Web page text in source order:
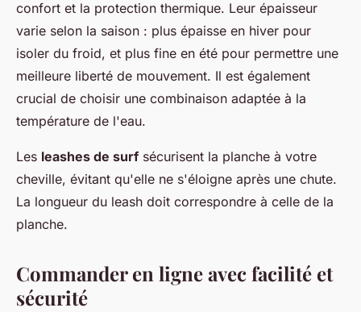
confort et la protection thermique. Leur épaisseur
varie selon la saison : plus épaisse en hiver pour
isoler du froid, et plus fine en été pour permettre une
meilleure liberté de mouvement. Il est également
crucial de choisir une combinaison adaptée à la
température de l'eau.
Les leashes de surf sécurisent la planche à votre
cheville, évitant qu'elle ne s'éloigne après une chute.
La longueur du leash doit correspondre à celle de la
planche.
Commander en ligne avec facilité et
sécurité